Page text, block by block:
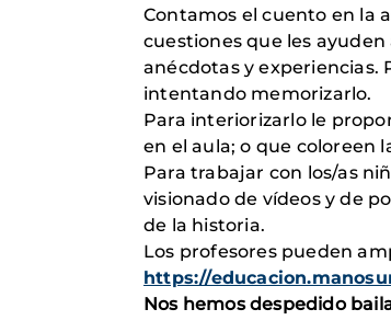
Contamos el cuento en la
cuestiones que les
anécdotas y experiencias.
intentando memorizarlo.
Para interiorizarlo le
en el aula; o que coloreen
Para trabajar con los/as
visionado de vídeos y de
de la historia.
Los profesores pueden
https://
Nos hemos despedido